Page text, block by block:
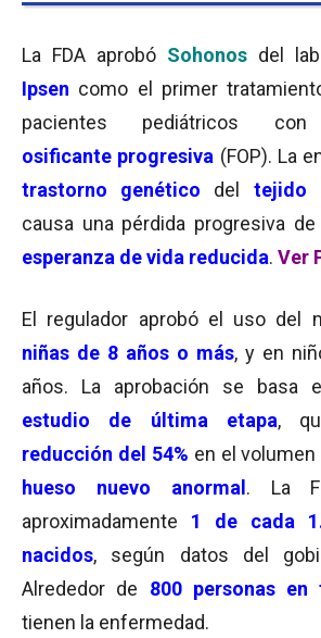
La FDA aprobó Sohonos del
Ipsen como el primer
pacientes pediátricos con
osificante progresiva (FOP). La
trastorno genético del tejido
causa una pérdida progresiva
esperanza de vida reducida. Ver
El regulador aprobó el uso del
niñas de 8 años o más, y en
años. La aprobación se basa
estudio de última etapa,
reducción del 54% en el
hueso nuevo anormal . La
aproximadamente 1 de cada
nacidos, según datos del
Alrededor de 800 personas
tienen la enfermedad.